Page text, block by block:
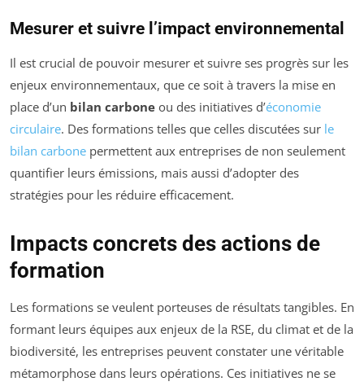
Mesurer et suivre l’impact environnemental
Il est crucial de pouvoir mesurer et suivre ses progrès sur les
enjeux environnementaux, que ce soit à travers la mise en
place d’un bilan carbone ou des initiatives d’économie
circulaire. Des formations telles que celles discutées sur le
bilan carbone permettent aux entreprises de non seulement
quantifier leurs émissions, mais aussi d’adopter des
stratégies pour les réduire efficacement.
Impacts concrets des actions de
formation
Les formations se veulent porteuses de résultats tangibles. En
formant leurs équipes aux enjeux de la RSE, du climat et de la
biodiversité, les entreprises peuvent constater une véritable
métamorphose dans leurs opérations. Ces initiatives ne se